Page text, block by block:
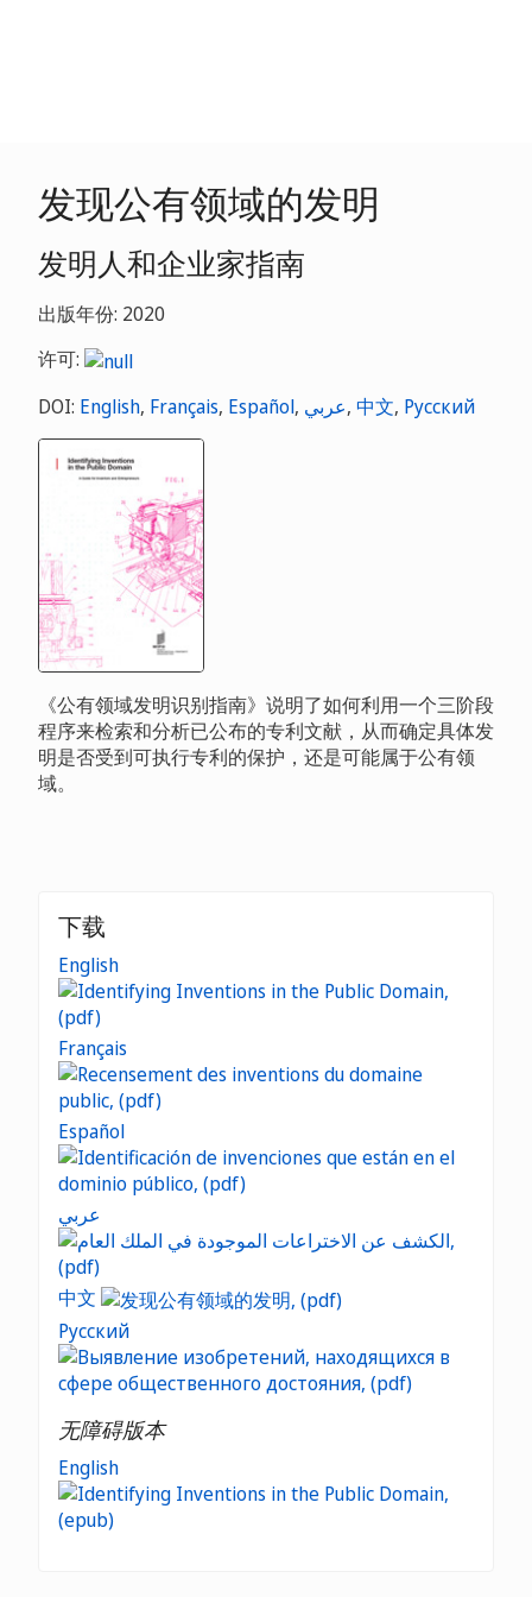
发现公有领域的发明
发明人和企业家指南
出版年份: 2020
许可:
DOI: English, Français, Español, عربي, 中文, Русский
《公有领域发明识别指南》说明了如何利用一个三阶段
程序来检索和分析已公布的专利文献，从而确定具体发
明是否受到可执行专利的保护，还是可能属于公有领
域。
下载
English
Français
Español
عربي
中文
Русский
无障碍版本
English